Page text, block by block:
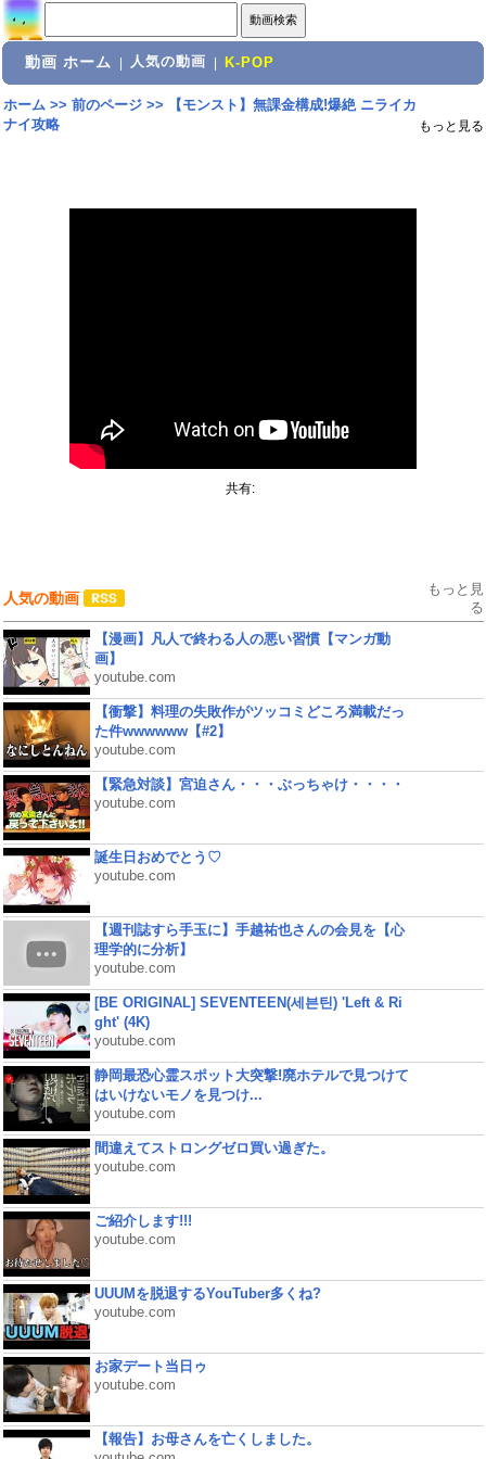
動画 ホーム 人気の動画 K-POP
ホーム>> 前のページ>>
【モンスト】無課金構成!爆絶 ニライカ
ナイ攻略
もっと見る
共有:
人気の動画
もっと見
る
【漫画】凡人で終わる人の悪い習慣【マンガ動
画】
youtube.com
【衝撃】料理の失敗作がツッコミどころ満載だっ
た件wwwwww【#2】
youtube.com
【緊急対談】宮迫さん・・・ぶっちゃけ・・・・
youtube.com
誕生日おめでとう♡
youtube.com
【週刊誌すら手玉に】手越祐也さんの会見を【心
理学的に分析】
youtube.com
[BE ORIGINAL] SEVENTEEN(세븐틴) 'Left & Ri
ght' (4K)
youtube.com
静岡最恐心霊スポット大突撃!廃ホテルで見つけて
はいけないモノを見つけ...
youtube.com
間違えてストロングゼロ買い過ぎた。
youtube.com
ご紹介します!!!
youtube.com
UUUMを脱退するYouTuber多くね?
youtube.com
お家デート当日ゥ
youtube.com
【報告】お母さんを亡くしました。